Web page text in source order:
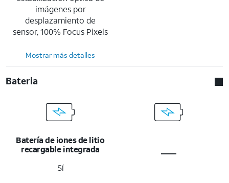
imágenes por
desplazamiento de
sensor, 100% Focus Pixels
Mostrar más detalles
Bateria
Batería de iones de litio
recargable integrada
Sí